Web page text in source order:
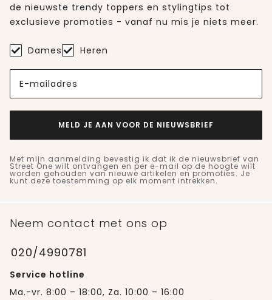
de nieuwste trendy toppers en stylingtips tot
exclusieve promoties - vanaf nu mis je niets meer.
Dames Heren
E-mailadres
MELD JE AAN VOOR DE NIEUWSBRIEF
Met mijn aanmelding bevestig ik dat ik de nieuwsbrief van
Street One wilt ontvangen en per e-mail op de hoogte wilt
worden gehouden van nieuwe artikelen en promoties. Je
kunt deze toestemming op elk moment intrekken.
Neem contact met ons op
020/4990781
Service hotline
Ma.-vr. 8:00 – 18:00, Za. 10:00 – 16:00